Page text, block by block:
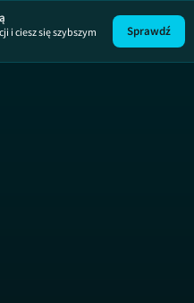
i ciesz się szybszym
Sprawdź